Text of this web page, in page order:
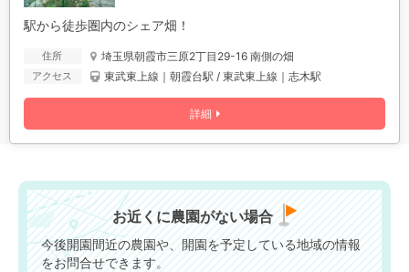
詳細
駅から徒歩圏内のシェア畑！
住所 埼玉県朝霞市三原2丁目29-16 南側の畑
アクセス 東武東上線｜朝霞台駅 / 東武東上線｜志木駅
お近くに農園がない場合
今後開園間近の農園や、開園を予定している地域の情報
をお問合せできます。